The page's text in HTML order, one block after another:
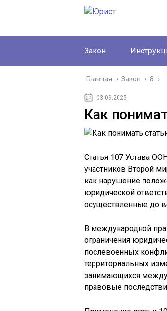
Закон
Главная › Закон › 8 ›
03.09.2025
Как
Статья 107 Устава
участников Второй
как нарушение
юридической
осуществленные до
В международной
ограничения
послевоенных
территориальных
занимающихся
правовые